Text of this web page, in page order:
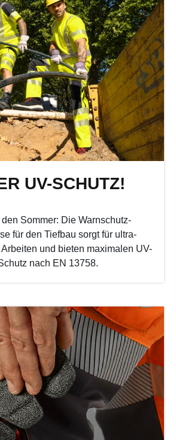
UV-SCHUTZ!
den Sommer: Die Warnschutz-
für den Tiefbau sorgt für ultra-
und bieten maximalen UV-
nach EN 13758.